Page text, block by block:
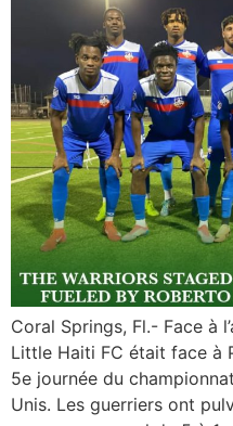
Coral Springs, Fl.- Face à
Little Haiti FC était face à
5e journée du
Unis. Les guerriers ont